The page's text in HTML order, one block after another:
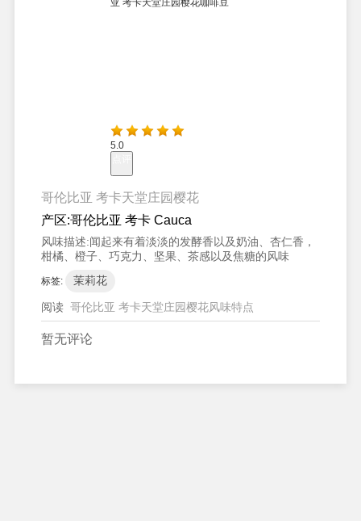
5.0
哥伦比亚 考卡天堂庄园樱花
产区:哥伦比亚 考卡 Cauca
风味描述:闻起来有着淡淡的发酵香以及奶油、杏仁香，
柑橘、橙子、巧克力、坚果、茶感以及焦糖的风味
标签: 茉莉花
阅读 哥伦比亚 考卡天堂庄园樱花风味特点
暂无评论